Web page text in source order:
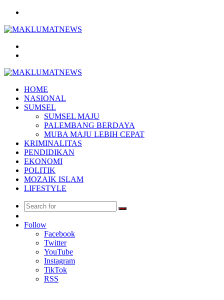
HOME
NASIONAL
SUMSEL
SUMSEL MAJU
PALEMBANG BERDAYA
MUBA MAJU LEBIH CEPAT
KRIMINALITAS
PENDIDIKAN
EKONOMI
POLITIK
MOZAIK ISLAM
LIFESTYLE
Search
Article
Follow
Facebook
Twitter
YouTube
Instagram
TikTok
RSS